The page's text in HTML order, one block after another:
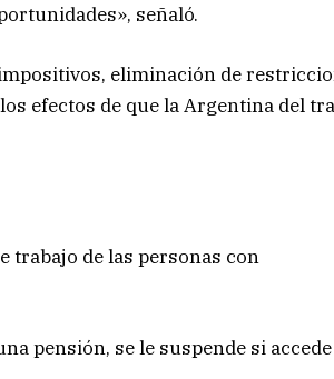
señaló.
eliminación de
efectos de que la Argentina del
trabajo de las personas con
pensión, se le suspende si